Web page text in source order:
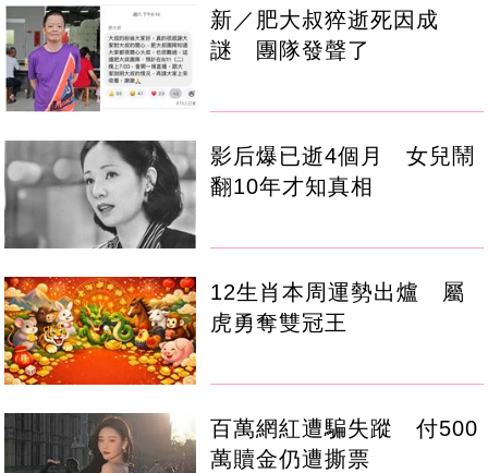
新／肥大叔猝逝死因成
謎 團隊發聲了
影后爆已逝4個月 女兒鬧
翻10年才知真相
12生肖本周運勢出爐 屬
虎勇奪雙冠王
百萬網紅遭騙失蹤 付500
萬贖金仍遭撕票